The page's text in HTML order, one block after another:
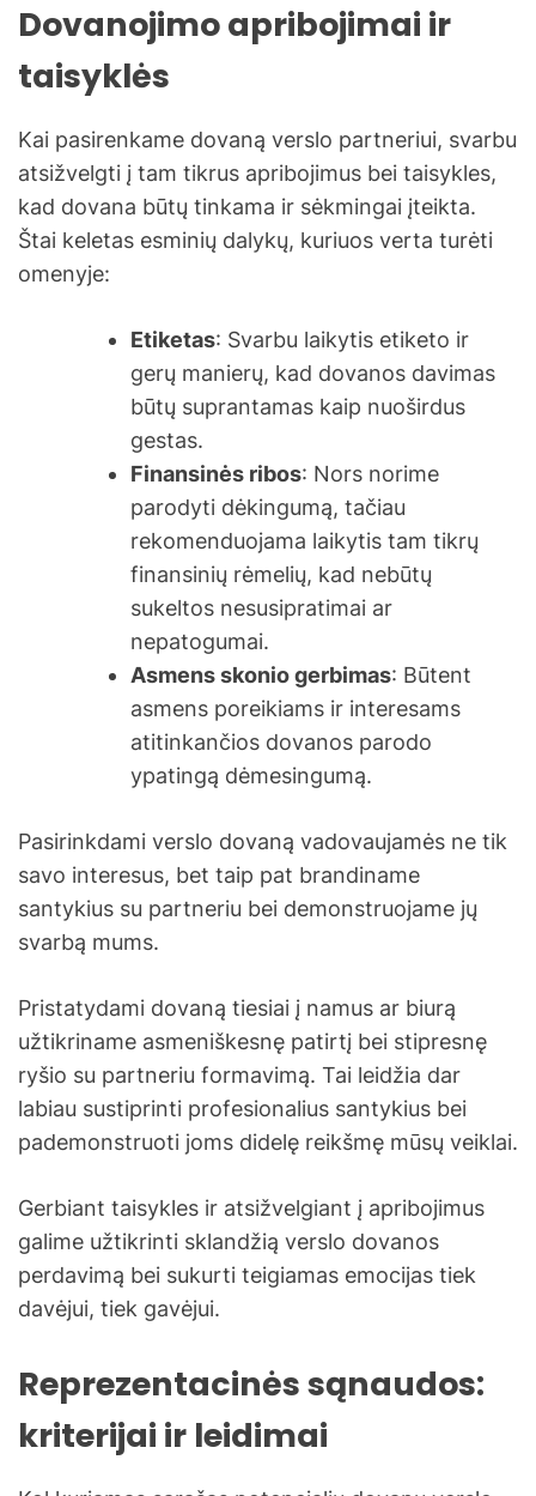
Dovanojimo apribojimai ir
taisyklės
Kai pasirenkame dovaną verslo partneriui, svarbu
atsižvelgti į tam tikrus apribojimus bei taisykles,
kad dovana būtų tinkama ir sėkmingai įteikta.
Štai keletas esminių dalykų, kuriuos verta turėti
omenyje:
Etiketas: Svarbu laikytis etiketo ir
gerų manierų, kad dovanos davimas
būtų suprantamas kaip nuoširdus
gestas.
Finansinės ribos: Nors norime
parodyti dėkingumą, tačiau
rekomenduojama laikytis tam tikrų
finansinių rėmelių, kad nebūtų
sukeltos nesusipratimai ar
nepatogumai.
Asmens skonio gerbimas: Būtent
asmens poreikiams ir interesams
atitinkančios dovanos parodo
ypatingą dėmesingumą.
Pasirinkdami verslo dovaną vadovaujamės ne tik
savo interesus, bet taip pat brandiname
santykius su partneriu bei demonstruojame jų
svarbą mums.
Pristatydami dovaną tiesiai į namus ar biurą
užtikriname asmeniškesnę patirtį bei stipresnę
ryšio su partneriu formavimą. Tai leidžia dar
labiau sustiprinti profesionalius santykius bei
pademonstruoti joms didelę reikšmę mūsų veiklai.
Gerbiant taisykles ir atsižvelgiant į apribojimus
galime užtikrinti sklandžią verslo dovanos
perdavimą bei sukurti teigiamas emocijas tiek
davėjui, tiek gavėjui.
Reprezentacinės sąnaudos:
kriterijai ir leidimai